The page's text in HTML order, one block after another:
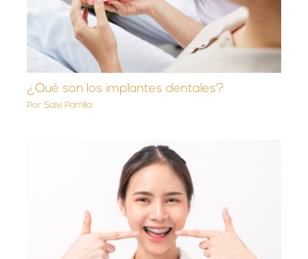
¿Qué son los implantes dentales?
PorSalvi Parrilla